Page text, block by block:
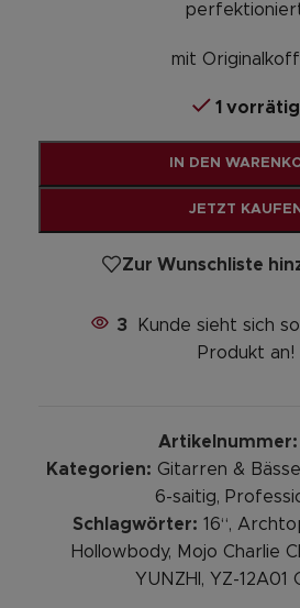
mit
1 vorrätig
IN DEN
JETZT KAUFEN
Zur Wunschliste
3
Kunde sieht sich
Produkt an!
Artikelnummer:
Kategorien: Gitarren & Bässe
6-saitig,
Schlagwörter: 16“,
Hollowbody, Mojo Charlie
YUNZHI , YZ-12A01